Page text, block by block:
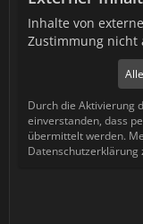
Inhalte von
Zustimmung nicht
Durch die Aktivierung
einverstanden, dass
übermittelt werden.
Datenschutzerklärung